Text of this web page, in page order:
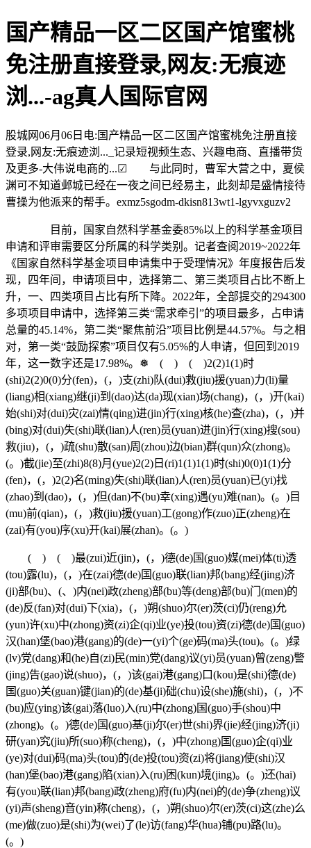
国产精品一区二区国产馆蜜桃
免注册直接登录,网友:无痕迹
浏...-ag真人国际官网
股城网06月06日电:国产精品一区二区国产馆蜜桃免注册直接
登录,网友:无痕迹浏..._记录短视频生态、兴趣电商、直播带货
及更多-大伟说电商的...☑ 与此同时，曹军大营之中，夏侯
渊可不知道邺城已经在一夜之间已经易主，此刻却是盛情接待
曹操为他派来的帮手。exmz5sgodm-dkisn813wt1-lgyvxguzv2
目前，国家自然科学基金委85%以上的科学基金项目
申请和评审需要区分所属的科学类别。记者查阅2019~2022年
《国家自然科学基金项目申请集中于受理情况》年度报告后发
现，四年间，申请项目中，选择第二、第三类项目占比不断上
升，一、四类项目占比有所下降。2022年，全部提交的294300
多项项目申请中，选择第三类“需求牵引”的项目最多，占申请
总量的45.14%，第二类“聚焦前沿”项目比例是44.57%。与之相
对，第一类“鼓励探索”项目仅有5.05%的人申请，但回到2019
年，这一数字还是17.98%。❅ ( ) ( )2(2)1(1)时
(shi)2(2)0(0)分(fen)，(，)支(zhi)队(dui)救(jiu)援(yuan)力(li)量
(liang)相(xiang)继(ji)到(dao)达(da)现(xian)场(chang)，(，)开(kai)
始(shi)对(dui)灾(zai)情(qing)进(jin)行(xing)核(he)查(zha)，(，)并
(bing)对(dui)失(shi)联(lian)人(ren)员(yuan)进(jin)行(xing)搜(sou)
救(jiu)，(，)疏(shu)散(san)周(zhou)边(bian)群(qun)众(zhong)。
(。)截(jie)至(zhi)8(8)月(yue)2(2)日(ri)1(1)1(1)时(shi)0(0)1(1)分
(fen)，(，)2(2)名(ming)失(shi)联(lian)人(ren)员(yuan)已(yi)找
(zhao)到(dao)，(，)但(dan)不(bu)幸(xing)遇(yu)难(nan)。(。)目
(mu)前(qian)，(，)救(jiu)援(yuan)工(gong)作(zuo)正(zheng)在
(zai)有(you)序(xu)开(kai)展(zhan)。(。)
( ) ( )最(zui)近(jin)，(，)德(de)国(guo)媒(mei)体(ti)透
(tou)露(lu)，(，)在(zai)德(de)国(guo)联(lian)邦(bang)经(jing)济
(ji)部(bu)、(、)内(nei)政(zheng)部(bu)等(deng)部(bu)门(men)的
(de)反(fan)对(dui)下(xia)，(，)朔(shuo)尔(er)茨(ci)仍(reng)允
(yun)许(xu)中(zhong)资(zi)企(qi)业(ye)投(tou)资(zi)德(de)国(guo)
汉(han)堡(bao)港(gang)的(de)一(yi)个(ge)码(ma)头(tou)。(。)绿
(lv)党(dang)和(he)自(zi)民(min)党(dang)议(yi)员(yuan)曾(zeng)警
(jing)告(gao)说(shuo)，(，)该(gai)港(gang)口(kou)是(shi)德(de)
国(guo)关(guan)键(jian)的(de)基(ji)础(chu)设(she)施(shi)，(，)不
(bu)应(ying)该(gai)落(luo)入(ru)中(zhong)国(guo)手(shou)中
(zhong)。(。)德(de)国(guo)基(ji)尔(er)世(shi)界(jie)经(jing)济(ji)
研(yan)究(jiu)所(suo)称(cheng)，(，)中(zhong)国(guo)企(qi)业
(ye)对(dui)码(ma)头(tou)的(de)投(tou)资(zi)将(jiang)使(shi)汉
(han)堡(bao)港(gang)陷(xian)入(ru)困(kun)境(jing)。(。)还(hai)
有(you)联(lian)邦(bang)政(zheng)府(fu)内(nei)的(de)争(zheng)议
(yi)声(sheng)音(yin)称(cheng)，(，)朔(shuo)尔(er)茨(ci)这(zhe)么
(me)做(zuo)是(shi)为(wei)了(le)访(fang)华(hua)铺(pu)路(lu)。
(。)